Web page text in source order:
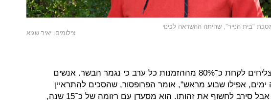
"בית הנייר", שהיתה ההשראה לכינוי
צילומים: יאיר שגיא
"אנחנו לא מצליחים לקחת כ־80% מההזמנות כל ערב כי נגמר הבשר. אנשים
ימים, אפילו שבוע מראש", אומר הפרופסור, שהסכים להתראיין
ל"כלכליסט", אבל סירב לחשוף את זהותו. הוא מסעדן עם רזומה של כ־15 שנה,